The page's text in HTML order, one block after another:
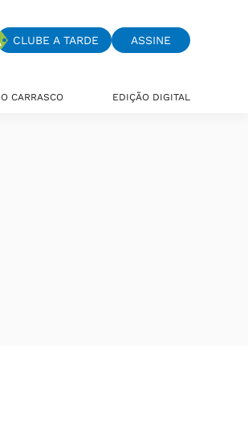
CLUBE A TARDE ASSINE
O CARRASCO EDIÇÃO DIGITAL